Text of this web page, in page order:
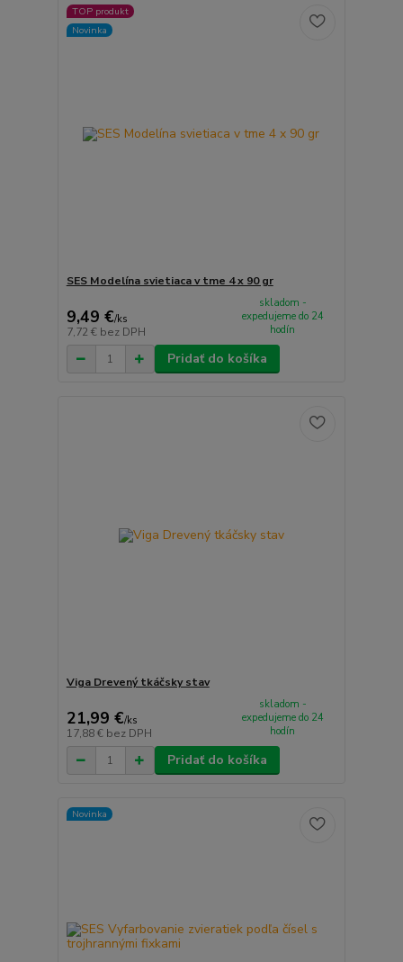
TOP produkt
Novinka
SES Modelína svietiaca v tme 4 x 90 gr
9,49 €/ks
7,72 € bez DPH
skladom -
expedujeme do 24
hodín
Pridať do košíka
Viga Drevený tkáčsky stav
21,99 €/ks
17,88 € bez DPH
skladom -
expedujeme do 24
hodín
Pridať do košíka
Novinka